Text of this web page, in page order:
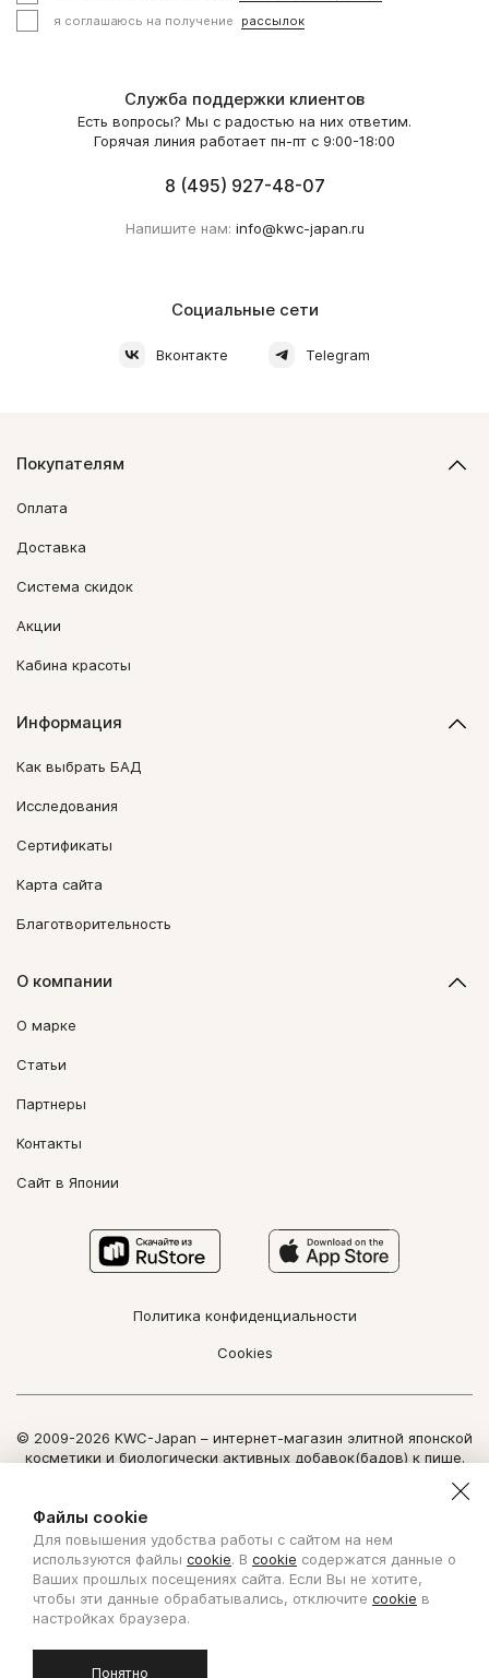
я соглашаюсь на получение
рассылок
Служба поддержки клиентов
Есть вопросы? Мы с радостью на них ответим.
Горячая линия работает пн-пт с 9:00-18:00
8 (495) 927-48-07
Напишите нам: info@kwc-japan.ru
Социальные сети
Вконтакте Telegram
Покупателям
Оплата
Доставка
Система скидок
Акции
Кабина красоты
Информация
Как выбрать БАД
Исследования
Сертификаты
Карта сайта
Благотворительность
О компании
О марке
Статьи
Партнеры
Контакты
Сайт в Японии
Политика конфиденциальности
Cookies
© 2009-2026 KWC-Japan – интернет-магазин элитной японской
косметики и биологически активных добавок(бадов) к пище.
Использование информации сайта возможно только по
Copyright Nozomi Direct 2011. All rights reserved. The use of the
information is possible only by written permit from Nozomi Direct.
Создано с ❤ в KISLOROD
Файлы cookie
Для повышения удобства работы с сайтом на нем
используются файлы cookie. В cookie содержатся данные о
Ваших прошлых посещениях сайта. Если Вы не хотите,
чтобы эти данные обрабатывались, отключите cookie в
настройках браузера.
Понятно